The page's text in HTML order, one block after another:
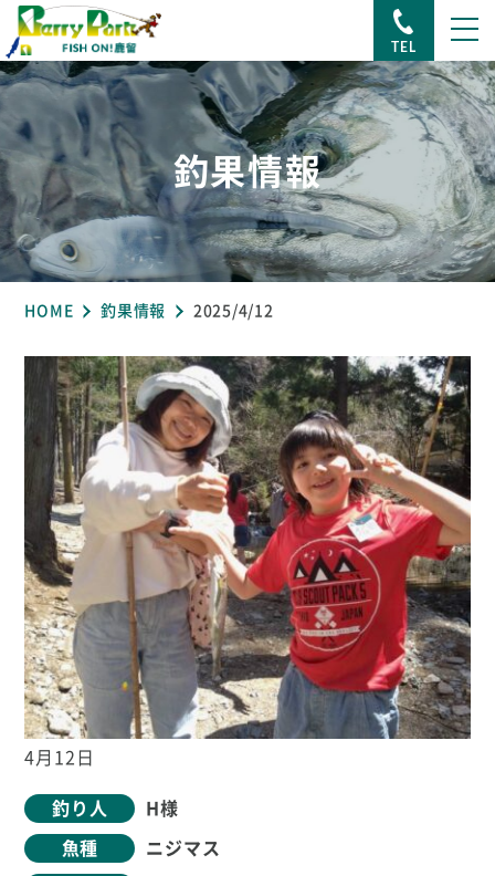
TEL
釣果情報
HOME 釣果情報 2025/4/12
4月12日
釣り人 H様
魚種 ニジマス